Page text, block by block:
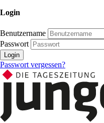
Login
Benutzername
Passwort
Login
Passwort vergessen?